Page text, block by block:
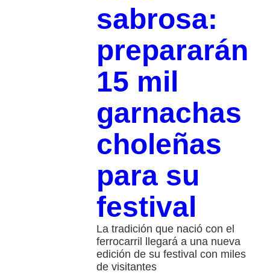
sabrosa:
prepararán
15 mil
garnachas
choleñas
para su
festival
La tradición que nació con el
ferrocarril llegará a una nueva
edición de su festival con miles
de visitantes